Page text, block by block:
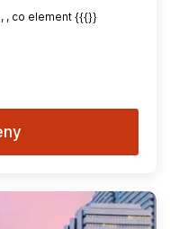
, , , co element {{{}}